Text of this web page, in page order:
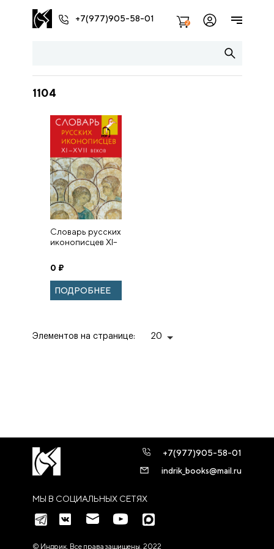
+7(977)905-58-01 2
1104
Словарь русских
иконописцев XI–
0 ₽
ПОДРОБНЕЕ
Элементов на странице: 20
МЫ В СОЦИАЛЬНЫХ СЕТЯХ
+7(977)905-58-01
indrik_books@mail.ru
© Индрик. Все права защищены, 2022